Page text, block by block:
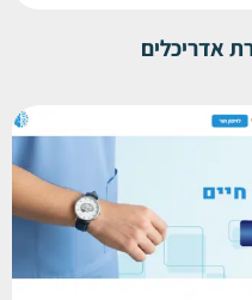
אדריכלים